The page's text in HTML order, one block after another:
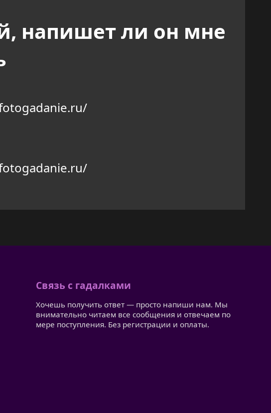
напишет ли он мне
Связь с гадалками
Хочешь получить ответ — просто напиши нам. Мы
внимательно читаем все сообщения и отвечаем по
мере поступления. Без регистрации и оплаты.